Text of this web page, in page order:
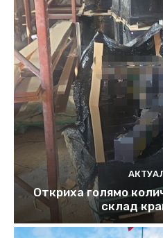
Откриха голямо
склад